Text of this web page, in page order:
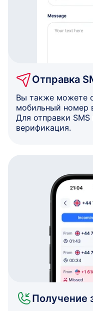
Отправка
Вы также можете
мобильный номер
Для отправки
верификация.
Получение